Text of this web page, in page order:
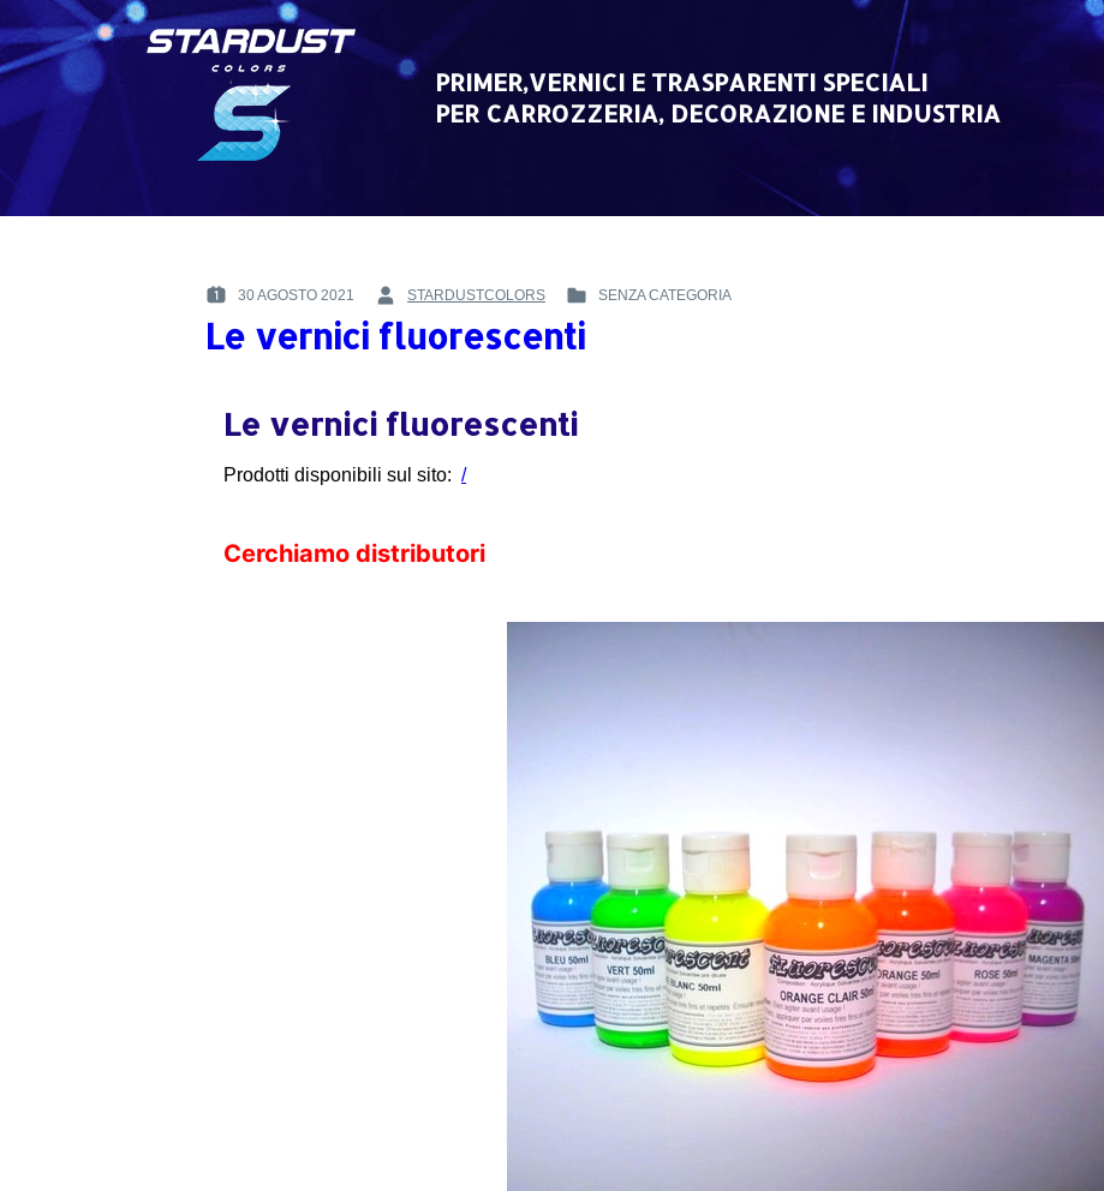
to
content
PRIMER,VERNICI E TRASPARENTI SPECIALI
PER CARROZZERIA, DECORAZIONE E INDUSTRIA
POSTED
ON
30 AGOSTO 2021
BY
STARDUSTCOLORS
POSTED
IN
SENZA CATEGORIA
Le vernici fluorescenti
Le vernici fluorescenti
Prodotti disponibili sul sito: /
Cerchiamo distributori